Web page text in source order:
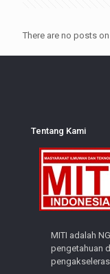
There are no posts
Tentang Kami
MITI adalah
pengetahuan